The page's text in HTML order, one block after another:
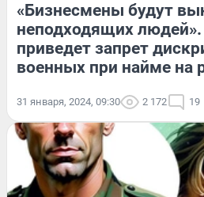
«Бизнесмены будут
неподходящих
приведет запрет
военных при найме на
31 января, 2024, 09:30 2 172 19